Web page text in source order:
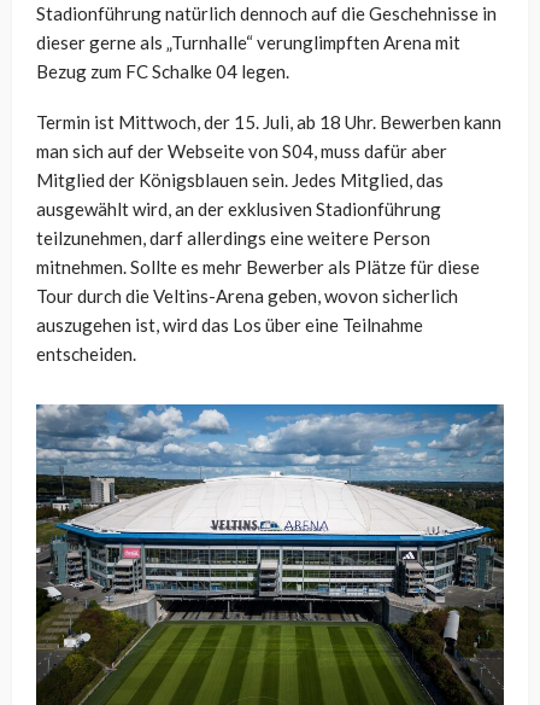
Stadionführung natürlich dennoch auf die Geschehnisse in
dieser gerne als „Turnhalle“ verunglimpften Arena mit
Bezug zum FC Schalke 04 legen.
Termin ist Mittwoch, der 15. Juli, ab 18 Uhr. Bewerben kann
man sich auf der Webseite von S04, muss dafür aber
Mitglied der Königsblauen sein. Jedes Mitglied, das
ausgewählt wird, an der exklusiven Stadionführung
teilzunehmen, darf allerdings eine weitere Person
mitnehmen. Sollte es mehr Bewerber als Plätze für diese
Tour durch die Veltins-Arena geben, wovon sicherlich
auszugehen ist, wird das Los über eine Teilnahme
entscheiden.